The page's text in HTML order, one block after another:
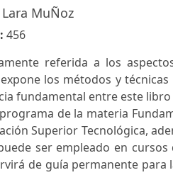
MuÑoz
456
referida a los
los métodos y
fundamental entre este
de la materia
Superior Tecnológica,
ser empleado en
de guía permanente